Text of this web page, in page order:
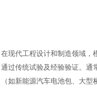
在现代工程设计和制造领域，
通过传统试验及经验验证。通
（如新能源汽车电池包、大